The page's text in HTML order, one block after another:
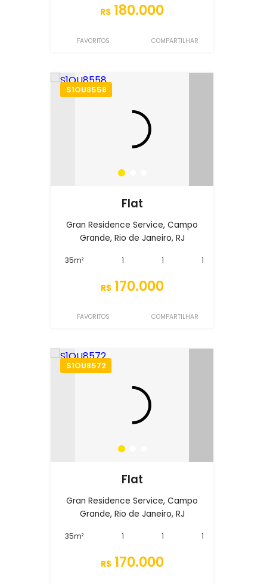
R$ 180.000
FAVORITOS COMPARTILHAR
S1OU8558
Flat
Gran Residence Service, Campo
Grande, Rio de Janeiro, RJ
35m² 1 1 1
R$ 170.000
FAVORITOS COMPARTILHAR
S1OU8572
Flat
Gran Residence Service, Campo
Grande, Rio de Janeiro, RJ
35m² 1 1 1
R$ 170.000